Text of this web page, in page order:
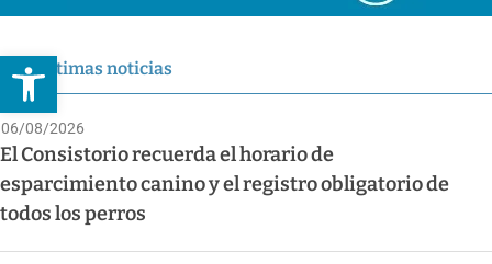
Abrir barra de herramientas
Últimas noticias
06/08/2026
El Consistorio recuerda el horario de
esparcimiento canino y el registro obligatorio de
todos los perros